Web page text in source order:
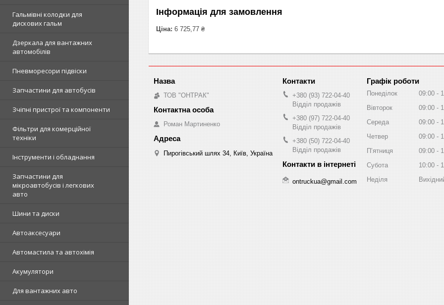
Гальмівні колодки для
дискових гальм
Дзеркала для вантажних
автомобілів
Пневморесори підвіски
Запчастини для автобусів
Зчіпні пристрої та компоненти
Фільтри для комерційної
техніки
Інструменти і обладнання
Запчастини для
мікроавтобусів і легкових
авто
Шини та диски
Автоаксесуари
Автомастила та автохімія
Акумулятори
Для вантажних авто
Інформація для замовлення
Ціна: 6 725,77 ₴
ТОВ "ОНТРАК"
Роман Мартиненко
Пирогівський шлях 34, Київ, Україна
+380 (93) 722-04-40
Відділ продажів
+380 (97) 722-04-40
Відділ продажів
+380 (50) 722-04-40
Відділ продажів
ontruckua@gmail.com
Графік роботи
Понеділок 09:00
Вівторок
09:00
Середа
09:00
Четвер
09:00
Пʼятниця
09:00
Субота
10:00
Неділя